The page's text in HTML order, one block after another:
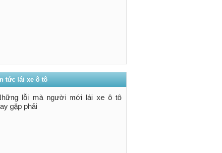
tức lái xe ô tô
lỗi mà người mới lái xe ô tô
gặp phải